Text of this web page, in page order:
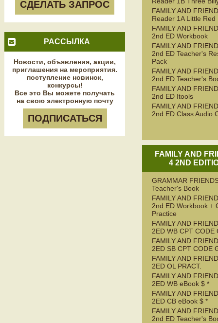
СДЕЛАТЬ ЗАПРОС
РАССЫЛКА
Новости, объявления, акции,
приглашения на мероприятия.
поступление новинок,
конкурсы!
Все это Вы можете получать
на свою электронную почту
ПОДПИСАТЬСЯ
FAMILY AND
Reader 1A Little Red
FAMILY AND
2nd ED Workbook
FAMILY AND
2nd ED Teacher's
Pack
FAMILY AND
2nd ED Teacher's
FAMILY AND
2nd ED Itools
FAMILY AND
2nd ED Class Audio
FAMILY AND
4 2ND
GRAMMAR
Teacher's Book
FAMILY AND
2nd ED Workbook +
Practice
FAMILY AND
2ED WB CPT CODE
FAMILY AND
2ED SB CPT CODE
FAMILY AND
2ED OL PRACT.
FAMILY AND
2ED WB eBook $ *
FAMILY AND
2ED CB eBook $ *
FAMILY AND
2nd ED Teacher's